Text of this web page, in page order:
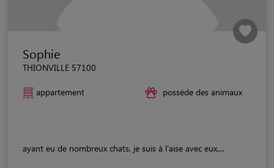
Sophie
THIONVILLE 57100
appartement possède des animaux
ayant eu de nombreux chats, je suis à l'aise avec eux,...